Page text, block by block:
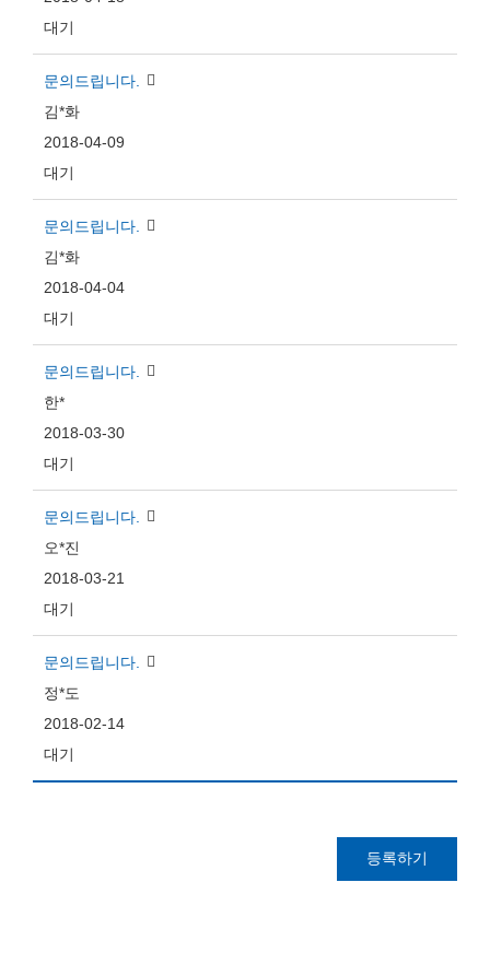
대기
문의드립니다.
김*화
2018-04-09
대기
문의드립니다.
김*화
2018-04-04
대기
문의드립니다.
한*
2018-03-30
대기
문의드립니다.
오*진
2018-03-21
대기
문의드립니다.
정*도
2018-02-14
대기
등록하기